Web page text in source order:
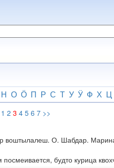
Н О Ӧ П Р С Т У Ӱ Ф Х Ц
1 2 3 4 5 6 7 >>
О. Шабдар. Марина
будто курица